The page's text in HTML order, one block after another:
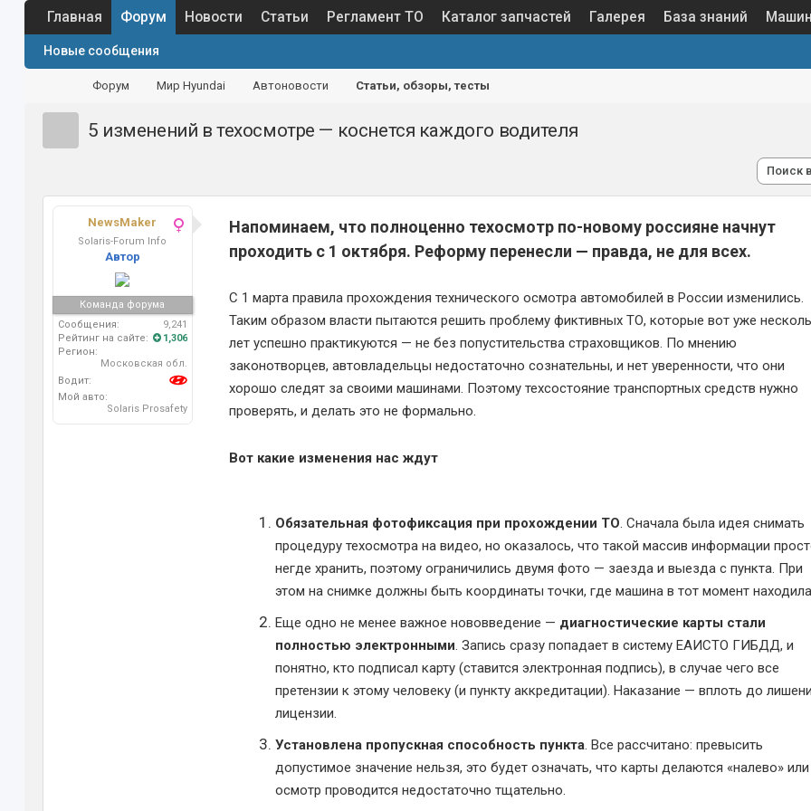
Главная Форум
Новые сообщения
Новости Статьи Регламент ТО Каталог запчастей Галерея База знаний
Форум Мир Hyundai Автоновости Статьи, обзоры, тесты
5 изменений в техосмотре — коснется каждого водителя
Поиск
NewsMaker
Solaris-Forum Info
Автор
Команда форума
Сообщения:
9,241
Рейтинг на сайте:
1,306
Регион:
Московская обл.
Водит:
Мой авто:
Solaris Prosafety
Напоминаем, что полноценно техосмотр по-новому россияне начнут
проходить с 1 октября. Реформу перенесли — правда, не для всех.
С 1 марта правила прохождения технического осмотра автомобилей в России изменились.
Таким образом власти пытаются решить проблему фиктивных ТО, которые вот уже
лет успешно практикуются — не без попустительства страховщиков. По мнению
законотворцев, автовладельцы недостаточно сознательны, и нет уверенности, что они
хорошо следят за своими машинами. Поэтому техсостояние транспортных средств нужно
проверять, и делать это не формально.
Вот какие изменения нас ждут
Обязательная фотофиксация при прохождении ТО. Сначала была идея снимать
процедуру техосмотра на видео, но оказалось, что такой массив информации
негде хранить, поэтому ограничились двумя фото — заезда и выезда с пункта. При
этом на снимке должны быть координаты точки, где машина в тот момент
Еще одно не менее важное нововведение — диагностические карты стали
полностью электронными. Запись сразу попадает в систему ЕАИСТО ГИБДД, и
понятно, кто подписал карту (ставится электронная подпись), в случае чего все
претензии к этому человеку (и пункту аккредитации). Наказание — вплоть до
лицензии.
Установлена пропускная способность пункта. Все рассчитано: превысить
допустимое значение нельзя, это будет означать, что карты делаются «налево» или
осмотр проводится недостаточно тщательно.